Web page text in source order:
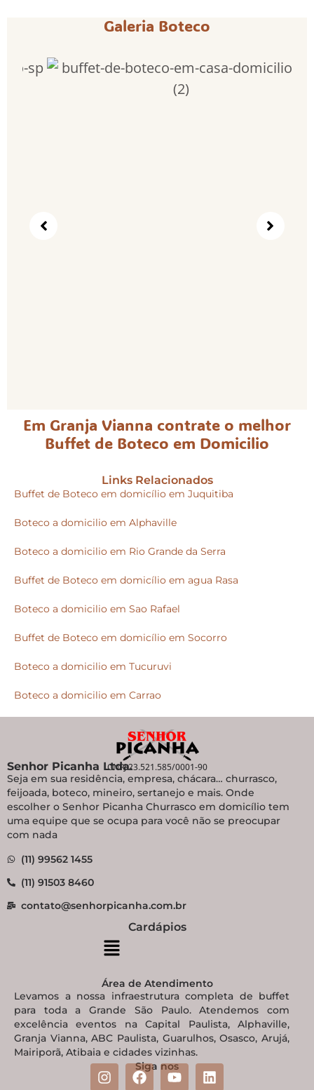
Galeria Boteco
Em Granja Vianna contrate o melhor
Buffet de Boteco em Domicilio
Links Relacionados
Buffet de Boteco em domicílio em Juquitiba
Boteco a domicilio em Alphaville
Boteco a domicilio em Rio Grande da Serra
Buffet de Boteco em domicílio em agua Rasa
Boteco a domicilio em Sao Rafael
Buffet de Boteco em domicílio em Socorro
Boteco a domicilio em Tucuruvi
Boteco a domicilio em Carrao
Senhor Picanha Ltda.CNPJ 23.521.585/0001-90
Seja em sua residência, empresa, chácara… churrasco,
feijoada, boteco, mineiro, sertanejo e mais. Onde
escolher o Senhor Picanha Churrasco em domicílio tem
uma equipe que se ocupa para você não se preocupar
com nada
(11) 99562 1455
(11) 91503 8460
contato@senhorpicanha.com.br
Cardápios
Área de Atendimento
Levamos a nossa infraestrutura completa de buffet
para toda a Grande São Paulo. Atendemos com
excelência eventos na Capital Paulista, Alphaville,
Granja Vianna, ABC Paulista, Guarulhos, Osasco, Arujá,
Mairiporã, Atibaia e cidades vizinhas.
Siga nos